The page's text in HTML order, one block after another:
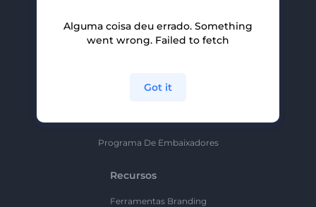
Programa De Afiliados
Programa De Embaixadores
Recursos
Ferramentas Branding
Alguma coisa deu errado. Something
went wrong. Failed to fetch
Got it